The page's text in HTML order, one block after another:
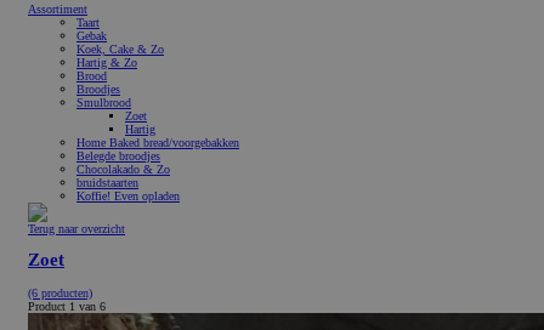
Assortiment
Taart
Gebak
Koek, Cake & Zo
Hartig & Zo
Brood
Broodjes
Smulbrood
Zoet
Hartig
Home Baked bread/voorgebakken
Belegde broodjes
Chocolakado & Zo
bruidstaarten
Koffie! Even opladen
Terug naar overzicht
Zoet
(6 producten)
Product 1 van 6